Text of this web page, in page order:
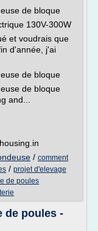
de bloque
130V-300W
et voudrais que
d'année, j'ai
de bloque
de bloque
and...
/ comment
/ projet d'elevage
de poules
de poules -